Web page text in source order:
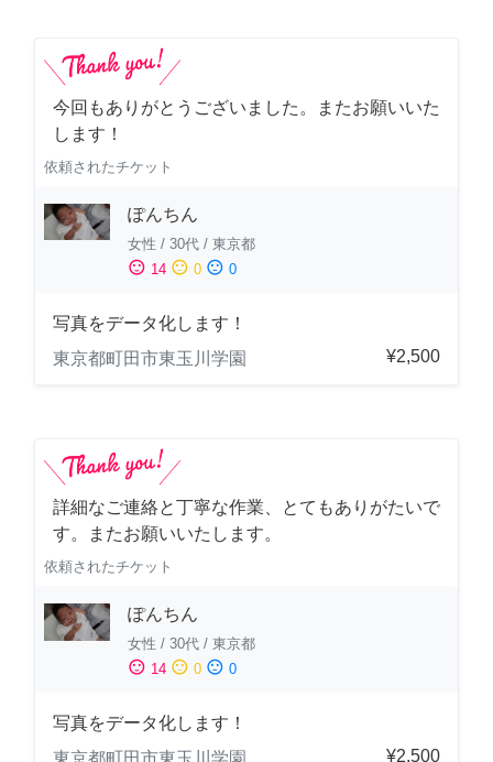
今回もありがとうございました。またお願いいた
します！
依頼されたチケット
ぽんちん
女性 / 30代 / 東京都
sentiment_satisfied 14 sentiment_neutral 0 sentiment_dissatisfied 0
写真をデータ化します！
東京都町田市東玉川学園
¥2,500
詳細なご連絡と丁寧な作業、とてもありがたいで
す。またお願いいたします。
依頼されたチケット
ぽんちん
女性 / 30代 / 東京都
sentiment_satisfied 14 sentiment_neutral 0 sentiment_dissatisfied 0
写真をデータ化します！
東京都町田市東玉川学園
¥2,500